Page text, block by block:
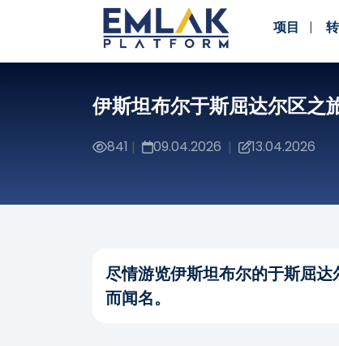
项目
伊斯坦布尔于斯屈达尔区之
841 | 09.04.2026 | 13.04.2026
尽情游览伊斯坦布尔的于斯屈
而闻名。